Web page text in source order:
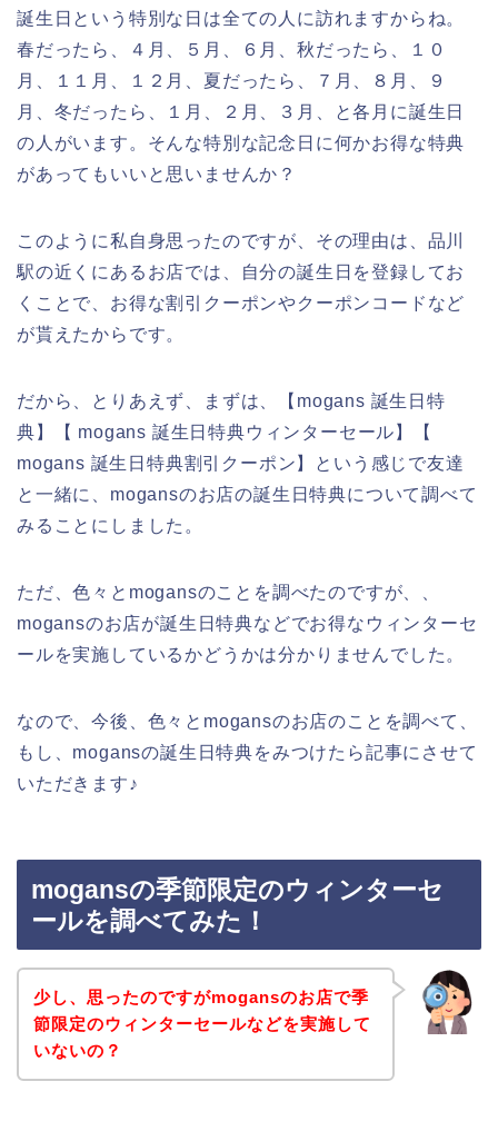
誕生日という特別な日は全ての人に訪れますからね。
春だったら、４月、５月、６月、秋だったら、１０
月、１１月、１２月、夏だったら、７月、８月、９
月、冬だったら、１月、２月、３月、と各月に誕生日
の人がいます。そんな特別な記念日に何かお得な特典
があってもいいと思いませんか？
このように私自身思ったのですが、その理由は、品川
駅の近くにあるお店では、自分の誕生日を登録してお
くことで、お得な割引クーポンやクーポンコードなど
が貰えたからです。
だから、とりあえず、まずは、【mogans 誕生日特
典】【 mogans 誕生日特典ウィンターセール】【
mogans 誕生日特典割引クーポン】という感じで友達
と一緒に、mogansのお店の誕生日特典について調べて
みることにしました。
ただ、色々とmogansのことを調べたのですが、、
mogansのお店が誕生日特典などでお得なウィンターセ
ールを実施しているかどうかは分かりませんでした。
なので、今後、色々とmogansのお店のことを調べて、
もし、mogansの誕生日特典をみつけたら記事にさせて
いただきます♪
mogansの季節限定のウィンターセ
ールを調べてみた！
少し、思ったのですがmogansのお店で季
節限定のウィンターセールなどを実施して
いないの？